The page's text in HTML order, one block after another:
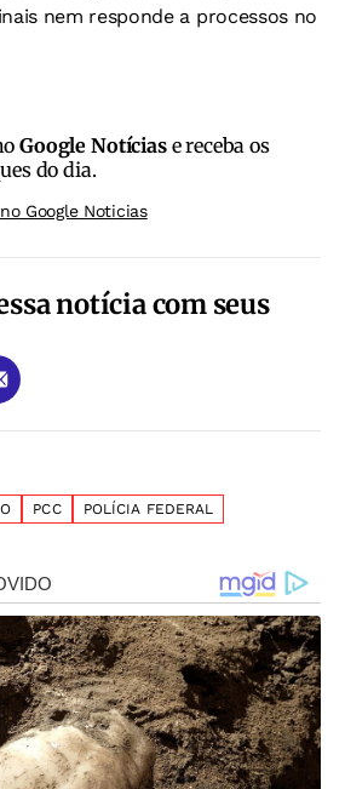
nem responde a processos no
Google Notíciase receba os
do dia.
Google Noticias
notícia com seus
PCC POLÍCIA FEDERAL